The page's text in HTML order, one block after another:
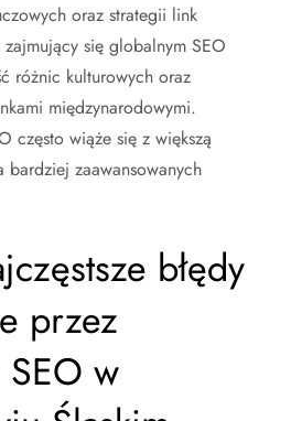
oraz strategii link
się globalnym SEO
różnic kulturowych oraz
międzynarodowymi.
często wiąże się z większą
bardziej zaawansowanych
błędy
przez
w